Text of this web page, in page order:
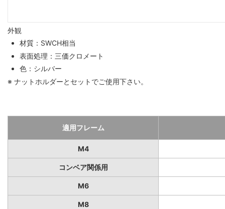
外観
材質：SWCH相当
表面処理：三価クロメート
色：シルバー
※ ナットホルダーとセットでご使用下さい。
適用フレーム
M4
コンベア関係用
M6
M8